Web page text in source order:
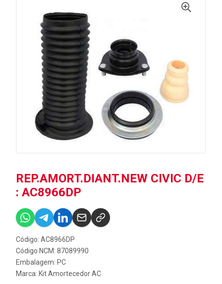
REP.AMORT.DIANT.NEW CIVIC D/E
: AC8966DP
Código: AC8966DP
Código NCM: 87089990
Embalagem: PC
Marca: Kit Amortecedor AC